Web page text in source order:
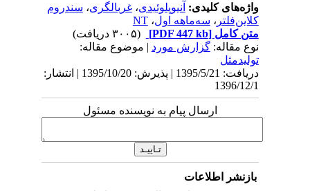
واژه‌های کلیدی:آنیوپلوئیدی،غربالگری،سندروم
کلاین‌فلتر، سه‌ماهه اول،NT
متن کامل[PDF 447 kb]
نوع مقاله:گزارش مورد | موضوع مقاله:
تولیدمثل
دریافت: 1395/5/21 | پذیرش: 1395/10/20 | انتشار:
1396/12/1
ارسال پیام به نویسنده مسئول
بازنشر اطلاعات